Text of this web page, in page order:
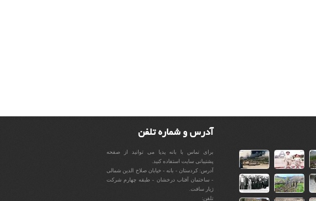
آدرس و شماره تلفن
برای تماس با بانه پدیا می توانید از صفحه
پشتیبانی سایت استفاده کنید.
آدرس: کردستان - بانه - خیابان صلاح الدین شمالی
- ساختمان آفتاب درخشان - طبقه چهارم شرکت
ژیار سافت.
تلفن: